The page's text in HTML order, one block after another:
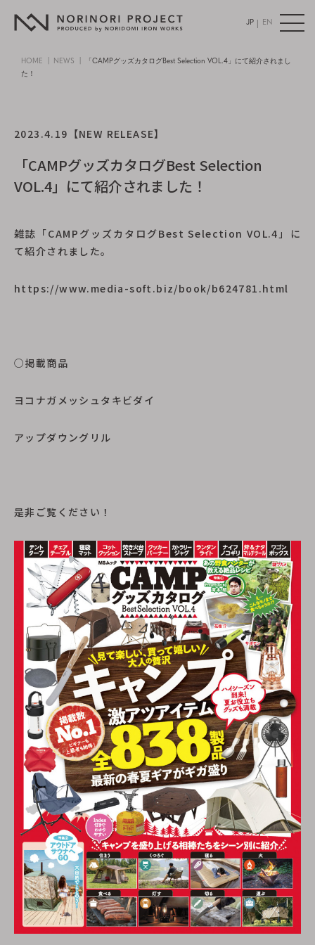
JP | EN
HOME NEWS
「CAMPグッズカタログBest Selection VOL.4」にて紹介されまし
た！
2023.4.19 【NEW RELEASE】
「CAMPグッズカタログBest Selection
VOL.4」にて紹介されました！
雑誌「CAMPグッズカタログBest Selection VOL.4」に
て紹介されました。
https://www.media-soft.biz/book/b624781.html
○掲載商品
ヨコナガメッシュタキビダイ
アップダウングリル
是非ご覧ください！